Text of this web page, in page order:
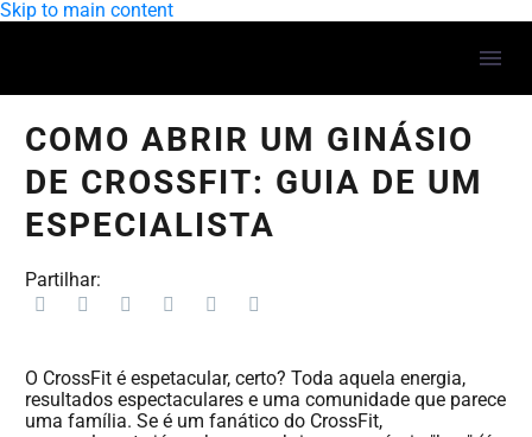
Skip to main content
COMO ABRIR UM GINÁSIO
DE CROSSFIT: GUIA DE UM
ESPECIALISTA
Partilhar:
O CrossFit é espetacular, certo? Toda aquela energia,
resultados espectaculares e uma comunidade que parece
uma família. Se é um fanático do CrossFit,